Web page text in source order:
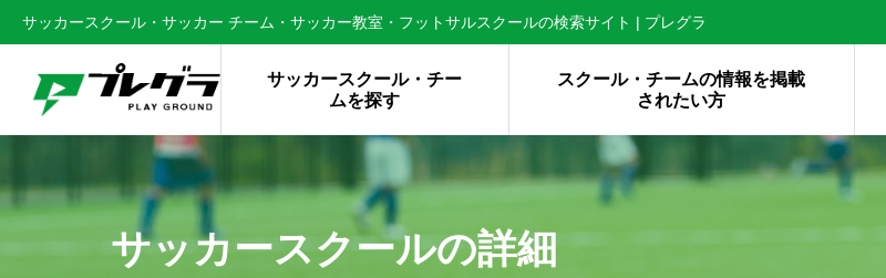
サッカースクール・サッカー チーム・サッカー教室・フットサルスクールの検索サイト | プレグラ
サッカースクール・チー
ムを探す
スクール・チームの情報を掲載
されたい方
サッカースクールの詳細